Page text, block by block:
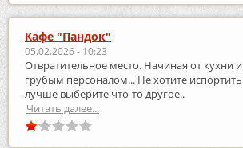
Кафе "Пандок"
05.02.2026 - 10:23
Отвратительное место. Начиная от кухни
грубым персоналом... Не хотите
лучше выберите что-то другое..
Читать далее...